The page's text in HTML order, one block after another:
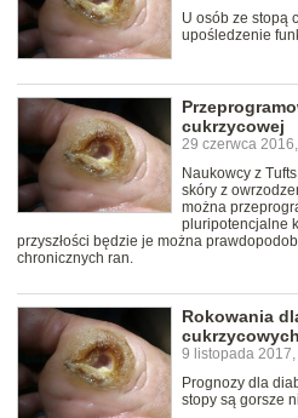
U osób ze stopą
upośledzenie
cukrzycowej
29 czerwca
Naukowcy z
skóry z
można
pluripotencjalne
przyszłości będzie je można
chronicznych ran.
Rokowania
9 listopada 2017,
Prognozy dla
stopy są gorsze